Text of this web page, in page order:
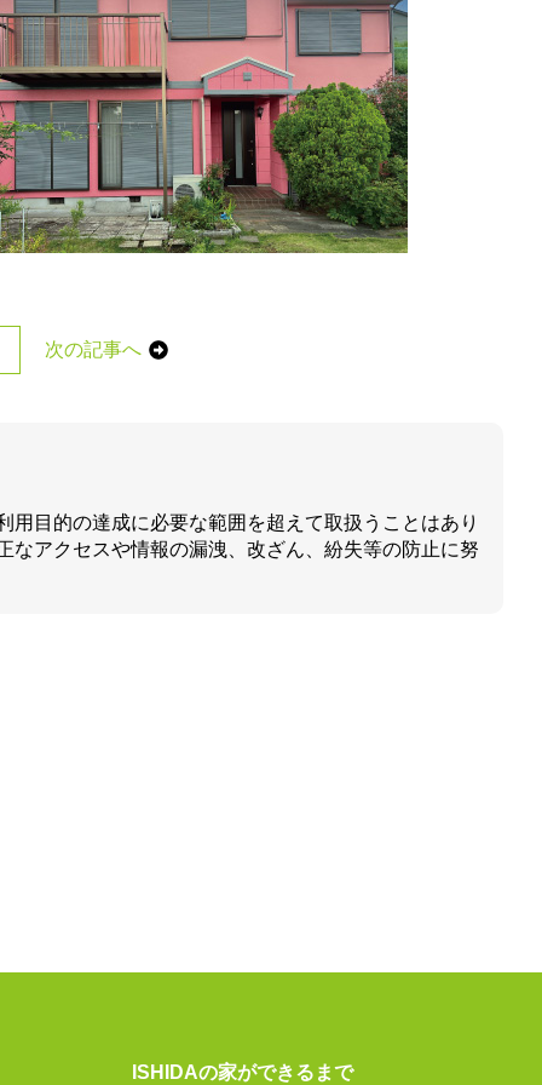
次の記事へ
目的の達成に必要な範囲を超えて取扱うことはあり
アクセスや情報の漏洩、改ざん、紛失等の防止に努
ISHIDAの家ができるまで